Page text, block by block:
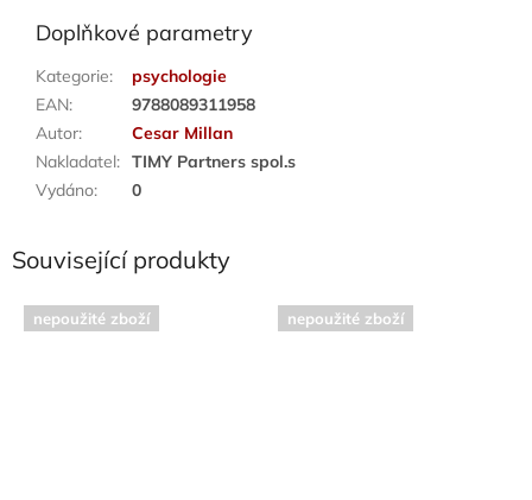
Doplňkové parametry
Kategorie:
psychologie
EAN:
9788089311958
Autor:
Cesar Millan
Nakladatel: TIMY Partners spol.s
Vydáno: 0
Související produkty
nepoužité zboží nepoužité zboží